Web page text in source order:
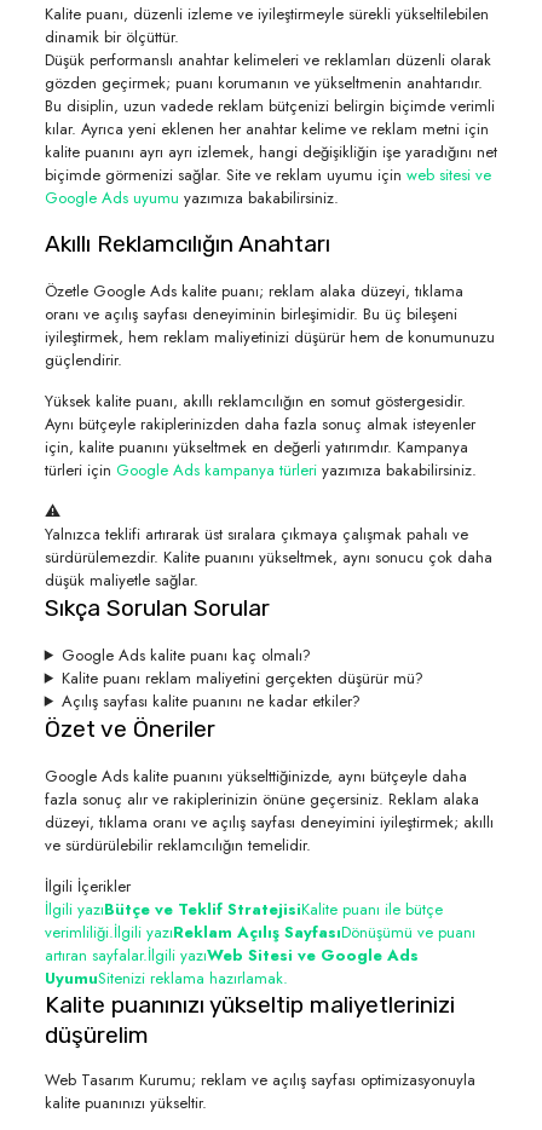
Kalite puanı, düzenli izleme ve iyileştirmeyle sürekli yükseltilebilen
dinamik bir ölçüttür.
Düşük performanslı anahtar kelimeleri ve reklamları düzenli olarak
gözden geçirmek; puanı korumanın ve yükseltmenin anahtarıdır.
Bu disiplin, uzun vadede reklam bütçenizi belirgin biçimde verimli
kılar. Ayrıca yeni eklenen her anahtar kelime ve reklam metni için
kalite puanını ayrı ayrı izlemek, hangi değişikliğin işe yaradığını net
biçimde görmenizi sağlar. Site ve reklam uyumu için web sitesi ve
Google Ads uyumu yazımıza bakabilirsiniz.
Akıllı Reklamcılığın Anahtarı
Özetle Google Ads kalite puanı; reklam alaka düzeyi, tıklama
oranı ve açılış sayfası deneyiminin birleşimidir. Bu üç bileşeni
iyileştirmek, hem reklam maliyetinizi düşürür hem de konumunuzu
güçlendirir.
Yüksek kalite puanı, akıllı reklamcılığın en somut göstergesidir.
Aynı bütçeyle rakiplerinizden daha fazla sonuç almak isteyenler
için, kalite puanını yükseltmek en değerli yatırımdır. Kampanya
türleri için Google Ads kampanya türleriyazımıza bakabilirsiniz.
⚠️
Yalnızca teklifi artırarak üst sıralara çıkmaya çalışmak pahalı ve
sürdürülemezdir. Kalite puanını yükseltmek, aynı sonucu çok daha
düşük maliyetle sağlar.
Sıkça Sorulan Sorular
Google Ads kalite puanı kaç olmalı?
Kalite puanı reklam maliyetini gerçekten düşürür mü?
Açılış sayfası kalite puanını ne kadar etkiler?
Özet ve Öneriler
Google Ads kalite puanını yükselttiğinizde, aynı bütçeyle daha
fazla sonuç alır ve rakiplerinizin önüne geçersiniz. Reklam alaka
düzeyi, tıklama oranı ve açılış sayfası deneyimini iyileştirmek; akıllı
ve sürdürülebilir reklamcılığın temelidir.
İlgili İçerikler
İlgili yazıBütçe ve Teklif StratejisiKalite puanı ile bütçe
verimliliği.İlgili yazıReklam Açılış SayfasıDönüşümü ve puanı
artıran sayfalar.İlgili yazıWeb Sitesi ve Google Ads
UyumuSitenizi reklama hazırlamak.
Kalite puanınızı yükseltip maliyetlerinizi
düşürelim
Web Tasarım Kurumu; reklam ve açılış sayfası optimizasyonuyla
kalite puanınızı yükseltir.